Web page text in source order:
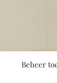
Beheer